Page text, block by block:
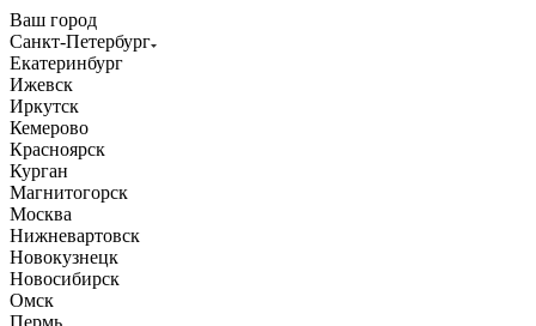
Ваш город
Санкт-Петербург
Екатеринбург
Ижевск
Иркутск
Кемерово
Красноярск
Курган
Магнитогорск
Москва
Нижневартовск
Новокузнецк
Новосибирск
Омск